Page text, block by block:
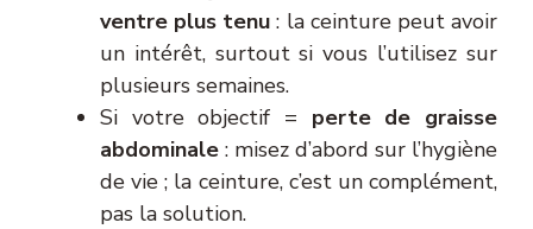
ventre plus tenu : la ceinture peut avoir
un intérêt, surtout si vous l’utilisez sur
plusieurs semaines.
Si votre objectif = perte de graisse
abdominale : misez d’abord sur l’hygiène
de vie ; la ceinture, c’est un complément,
pas la solution.